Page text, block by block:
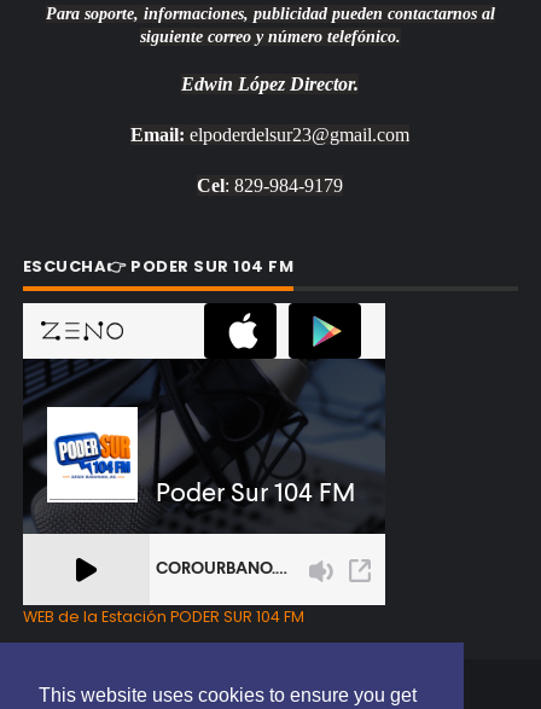
This website uses cookies to ensure you get
Para soporte, informaciones, publicidad pueden contactarnos al
siguiente correo y número telefónico.
Edwin López Director.
Email: elpoderdelsur23@gmail.com
Cel: 829-984-9179
ESCUCHA👉 PODER SUR 104 FM
WEB de la Estación PODER SUR 104 FM